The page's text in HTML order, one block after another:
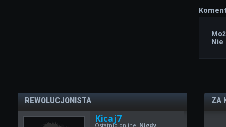
REWOLUCJONISTA
Kicaj7
Ostatnio online: Nigdy
ZA